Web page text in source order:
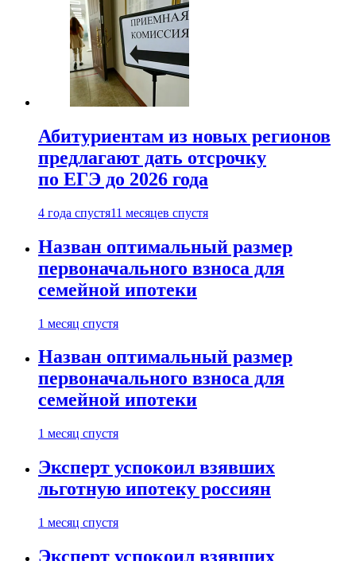
Абитуриентам из новых регионов
предлагают дать отсрочку
по ЕГЭ до 2026 года
4 года спустя11 месяцев спустя
Назван оптимальный размер
первоначального взноса для
семейной ипотеки
1 месяц спустя
Назван оптимальный размер
первоначального взноса для
семейной ипотеки
1 месяц спустя
Эксперт успокоил взявших
льготную ипотеку россиян
1 месяц спустя
Эксперт успокоил взявших